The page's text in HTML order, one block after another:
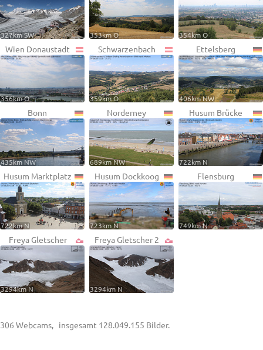
327km SW 353km O 354km O
Wien Donaustadt
356km O
Schwarzenbach
359km O
Ettelsberg
406km NW
Bonn
435km NW
Norderney
689km NW
Husum Brücke
722km N
Husum Marktplatz
722km N
Husum Dockkoog
723km N
Flensburg
749km N
Freya Gletscher
3294km N
Freya Gletscher 2
3294km N
306 Webcams, insgesamt 128.049.155 Bilder.